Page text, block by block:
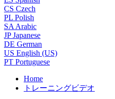
CS Czech
PL Polish
SA Arabic
JP Japanese
DE German
US English (US)
PT Portuguese
Home
トレーニングビデオ